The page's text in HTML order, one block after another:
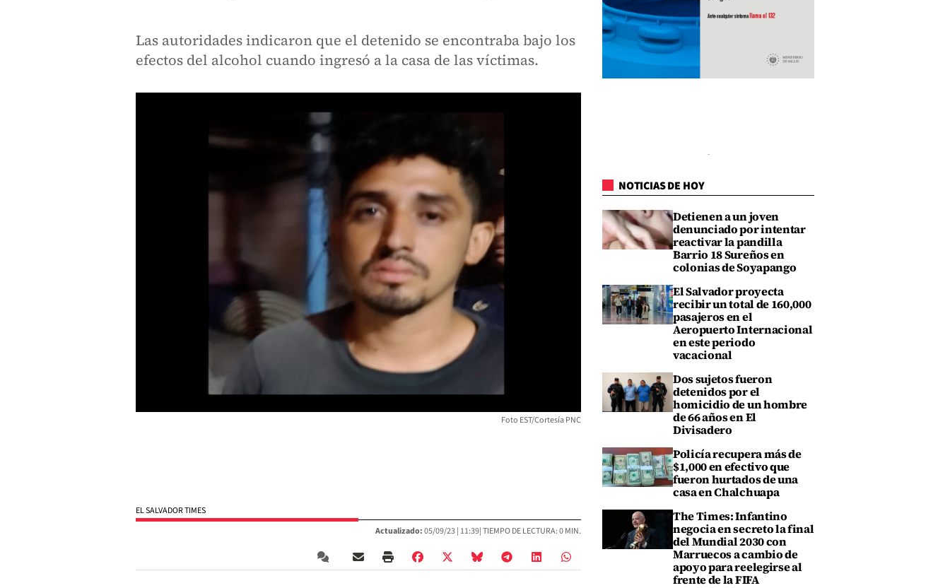
Las autoridades indicaron que el detenido se encontraba bajo los
efectos del alcohol cuando ingresó a la casa de las víctimas.
Foto EST/Cortesía PNC
EL SALVADOR TIMES
Actualizado:05/09/23 | 11:39| TIEMPO DE LECTURA: 0 MIN.
NOTICIAS DE HOY
Detienen a un joven
denunciado por intentar
reactivar la pandilla
Barrio 18 Sureños en
colonias de Soyapango
El Salvador proyecta
recibir un total de 160,000
pasajeros en el
Aeropuerto Internacional
en este periodo
vacacional
Dos sujetos fueron
detenidos por el
homicidio de un hombre
de 66 años en El
Divisadero
Policía recupera más de
$1,000 en efectivo que
fueron hurtados de una
casa en Chalchuapa
The Times: Infantino
negocia en secreto la final
del Mundial 2030 con
Marruecos a cambio de
apoyo para reelegirse al
frente de la FIFA